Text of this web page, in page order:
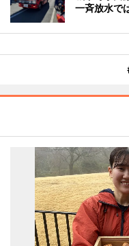
一斉放水で